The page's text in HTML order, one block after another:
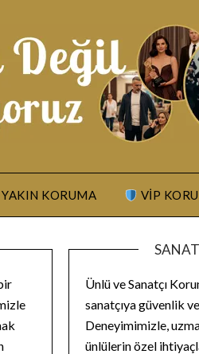
KORUMA VIP
Ünlü ve Sanatçı
sanatçıya güvenlik
Deneyimimizle,
ünlülerin özel